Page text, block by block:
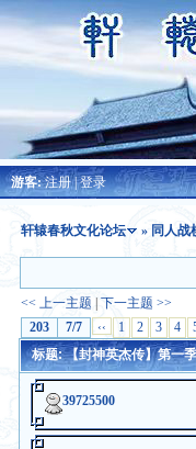
游客:注册|登录
轩辕春秋文化论坛 » 同人战
<< 上一主题 |下一主题 >>
203
7/7 ‹‹ 1 2 3 4
标题: 【封神英杰传】第一
39725500